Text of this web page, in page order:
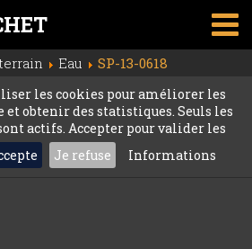
Eau SP-13-0618
les cookies pour améliorer les
et obtenir des statistiques. Seuls les
actifs. Accepter pour valider les
Je refuse Informations